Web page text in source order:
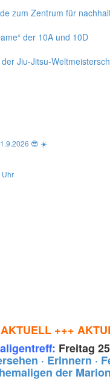
zum Zentrum für
der 10A und 10D
Jiu-Jitsu-
😎 ☀️
Uhr
AKTUELL +++
Freitag
· Erinnern ·
der